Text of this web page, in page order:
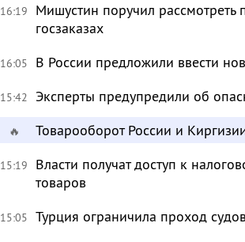
16:19
Мишустин поручил
госзаказах
16:05 В России предложили ввести
15:42 Эксперты предупредили об
🔥 Товарооборот России и
15:19
Власти получат доступ к
товаров
15:05 Турция ограничила проход